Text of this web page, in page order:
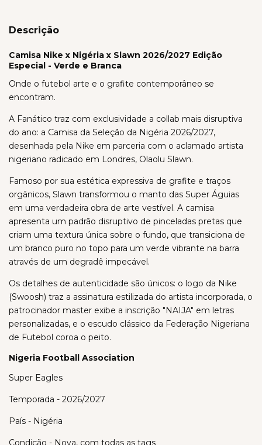
Descrição
Camisa Nike x Nigéria x Slawn 2026/2027 Edição
Especial - Verde e Branca
Onde o futebol arte e o grafite contemporâneo se
encontram.
A Fanático traz com exclusividade a collab mais disruptiva
do ano: a Camisa da Seleção da Nigéria 2026/2027,
desenhada pela Nike em parceria com o aclamado artista
nigeriano radicado em Londres, Olaolu Slawn.
Famoso por sua estética expressiva de grafite e traços
orgânicos, Slawn transformou o manto das Super Águias
em uma verdadeira obra de arte vestível. A camisa
apresenta um padrão disruptivo de pinceladas pretas que
criam uma textura única sobre o fundo, que transiciona de
um branco puro no topo para um verde vibrante na barra
através de um degradê impecável.
Os detalhes de autenticidade são únicos: o logo da Nike
(Swoosh) traz a assinatura estilizada do artista incorporada, o
patrocinador master exibe a inscrição "NAIJA" em letras
personalizadas, e o escudo clássico da Federação Nigeriana
de Futebol coroa o peito.
Nigeria Football Association
Super Eagles
Temporada - 2026/2027
País - Nigéria
Condição - Nova, com todas as tags